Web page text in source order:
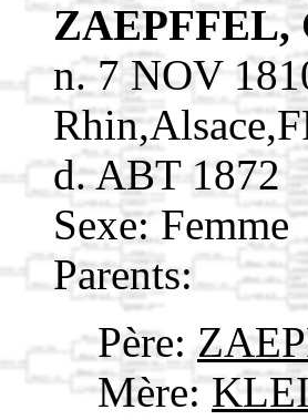
ZAEPFFEL,
n. 7 NOV
d. ABT 1872
Sexe: Femme
Parents:
Père:
Mère: